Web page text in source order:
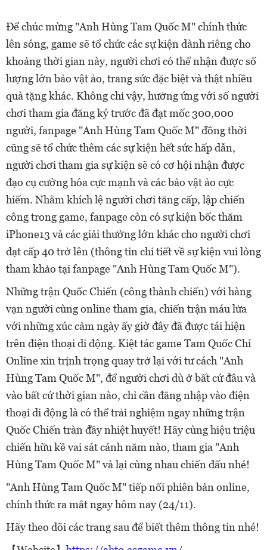
Để chúc mừng "Anh Hùng Tam Quốc M" chính thức
lên sóng, game sẽ tổ chức các sự kiện dành riêng cho
khoảng thời gian này, người chơi có thể nhận được số
lượng lớn bảo vật ảo, trang sức đặc biệt và thật nhiều
quà tặng khác. Không chỉ vậy, hưởng ứng với số người
chơi tham gia đăng ký trước đã đạt mốc 300,000
người, fanpage "Anh Hùng Tam Quốc M" đồng thời
cũng sẽ tổ chức thêm các sự kiện hết sức hấp dẫn,
người chơi tham gia sự kiện sẽ có cơ hội nhận được
đạo cụ cường hóa cực mạnh và các bảo vật ảo cực
hiếm. Nhằm khích lệ người chơi tăng cấp, lập chiến
công trong game, fanpage còn có sự kiện bốc thăm
iPhone13 và các giải thưởng lớn khác cho người chơi
đạt cấp 40 trở lên (thông tin chi tiết về sự kiện vui lòng
tham khảo tại fanpage "Anh Hùng Tam Quốc M").
Những trận Quốc Chiến (công thành chiến) với hàng
vạn người cùng online tham gia, chiến trận máu lửa
với những xúc cảm ngày ấy giờ đây đã được tái hiện
trên điện thoại di động. Kiệt tác game Tam Quốc Chí
Online xin trịnh trọng quay trở lại với tư cách "Anh
Hùng Tam Quốc M", để người chơi dù ở bất cứ đâu và
vào bất cứ thời gian nào, chỉ cần đăng nhập vào điện
thoại di động là có thể trải nghiệm ngay những trận
Quốc Chiến tràn đầy nhiệt huyết! Hãy cùng hiệu triệu
chiến hữu kề vai sát cánh năm nào, tham gia "Anh
Hùng Tam Quốc M" và lại cùng nhau chiến đấu nhé!
"Anh Hùng Tam Quốc M" tiếp nối phiên bản online,
chính thức ra mắt ngay hôm nay (24/11).
Hãy theo dõi các trang sau để biết thêm thông tin nhé!